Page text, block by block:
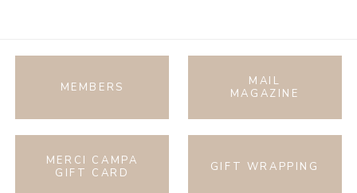
MEMBERS
MAIL
MAGAZINE
MERCI CAMPA
GIFT CARD
GIFT WRAPPING